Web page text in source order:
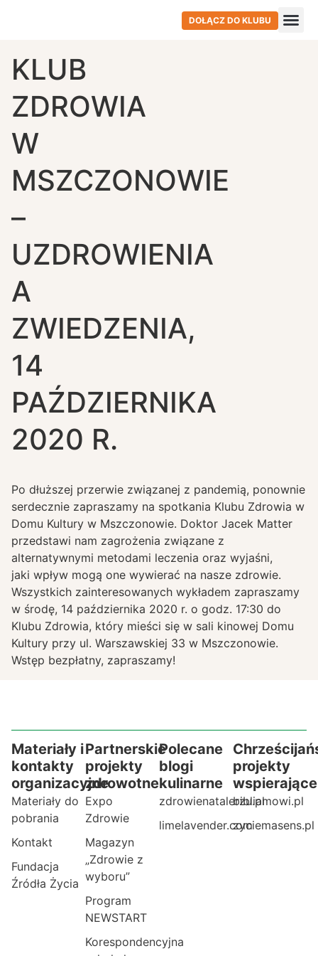
DOŁĄCZ DO KLUBU
KLUB
ZDROWIA
W
MSZCZONOWIE
–
UZDROWIENIA
A
ZWIEDZENIA,
14
PAŹDZIERNIKA
2020 R.
Po dłuższej przerwie związanej z pandemią, ponownie
serdecznie zapraszamy na spotkania Klubu Zdrowia w
Domu Kultury w Mszczonowie. Doktor Jacek Matter
przedstawi nam zagrożenia związane z
alternatywnymi metodami leczenia oraz wyjaśni,
jaki wpływ mogą one wywierać na nasze zdrowie.
Wszystkich zainteresowanych wykładem zapraszamy
w środę, 14 października 2020 r. o godz. 17:30 do
Klubu Zdrowia, który mieści się w sali kinowej Domu
Kultury przy ul. Warszawskiej 33 w Mszczonowie.
Wstęp bezpłatny, zapraszamy!
Materiały i
kontakty
organizacyjne
Materiały do
pobrania
Kontakt
Fundacja
Źródła Życia
Partnerskie
projekty
zdrowotne
Expo
Zdrowie
Magazyn
„Zdrowie z
wyboru”
Program
NEWSTART
Korespondencyjna
Polecane
blogi
kulinarne
zdrowienatalerzu.pl
limelavender.com
projekty
wspierające
bibliamowi.pl
zyciemasens.pl